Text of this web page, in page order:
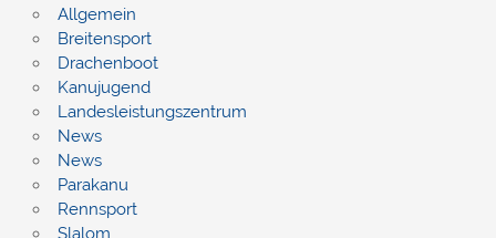
Allgemein
Breitensport
Drachenboot
Kanujugend
Landesleistungszentrum
News
News
Parakanu
Rennsport